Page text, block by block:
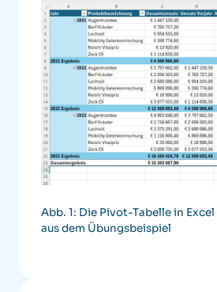
Abb. 1: Die Pivot-Tabelle in
aus dem Übungsbeispiel